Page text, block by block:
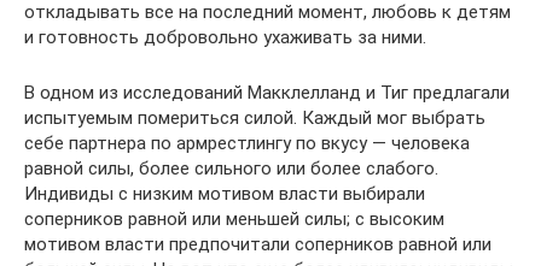
откладывать все на последний момент, любовь к детям
и готовность добровольно ухаживать за ними.
В одном из исследований Макклелланд и Тиг предлагали
испытуемым помериться силой. Каждый мог выбрать
себе партнера по армрестлингу по вкусу — человека
равной силы, более сильного или более слабого.
Индивиды с низким мотивом власти выбирали
соперников равной или меньшей силы; с высоким
мотивом власти предпочитали соперников равной или